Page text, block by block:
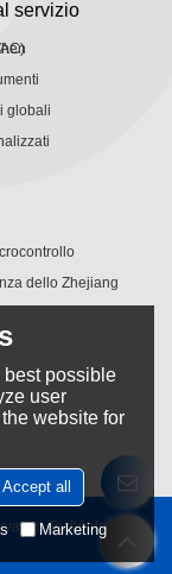
servizio
globali
dello Zhejiang
Technology Co.,
best possible
user
website for
Accept all
Marketing